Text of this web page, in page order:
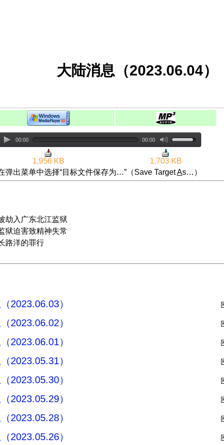
大陆消息（2023.06.04）
00:00 00:00
1,956 KB
1,703 KB
弹出菜单中选择“目标文件保存为…”（Save TargetAs…）
劫入广东北江监狱
狱迫害致精神失常
路洋的罪行
2023.06.03）
2023.06.02）
2023.06.01）
2023.05.31）
2023.05.30）
2023.05.29）
2023.05.28）
2023.05.26）